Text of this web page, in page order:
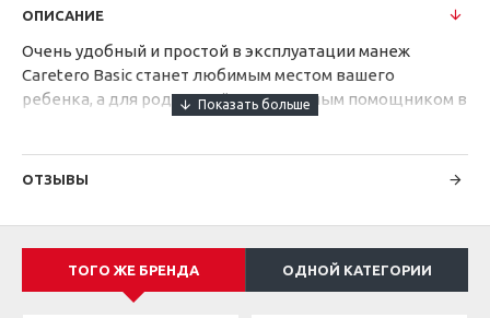
ОПИСАНИЕ
Очень удобный и простой в эксплуатации манеж
Caretero Basic станет любимым местом вашего
ребенка, а для родителей незаменимым помощником в
надежную конструкцию, прост в использовании, а его
установлен специальный боковой лаз на молнии, что
позволит ему самостоятельно залазить и вылезать из
ОТЗЫВЫ
ТОГО ЖЕ БРЕНДА ОДНОЙ КАТЕГОРИИ